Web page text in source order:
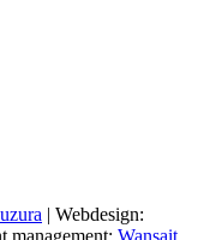
| Webdesign: